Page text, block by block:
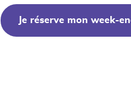
Je réserve mon week-